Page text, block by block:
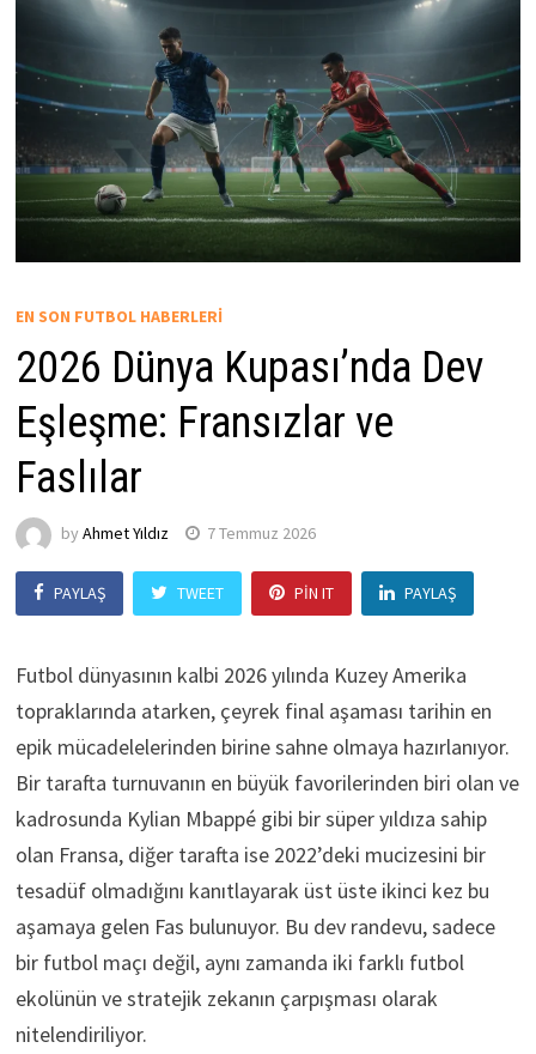
EN SON FUTBOL HABERLERI
2026 Dünya Kupası’nda Dev
Eşleşme: Fransızlar ve
Faslılar
by Ahmet Yıldız 7 Temmuz 2026
PAYLAŞ TWEET PIN IT PAYLAŞ
Futbol dünyasının kalbi 2026 yılında Kuzey Amerika
topraklarında atarken, çeyrek final aşaması tarihin en
epik mücadelelerinden birine sahne olmaya hazırlanıyor.
Bir tarafta turnuvanın en büyük favorilerinden biri olan ve
kadrosunda Kylian Mbappé gibi bir süper yıldıza sahip
olan Fransa, diğer tarafta ise 2022’deki mucizesini bir
tesadüf olmadığını kanıtlayarak üst üste ikinci kez bu
aşamaya gelen Fas bulunuyor. Bu dev randevu, sadece
bir futbol maçı değil, aynı zamanda iki farklı futbol
ekolünün ve stratejik zekanın çarpışması olarak
nitelendiriliyor.